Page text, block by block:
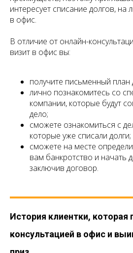
интересует списание долгов, на
в офис.
В отличие от онлайн-
визит в офис вы:
получите письменный план
лично познакомитесь со
компании, которые будут
дело;
сможете ознакомиться с
которые уже списали долги;
сможете на месте
вам банкротство и начать
заключив договор.
История клиентки, которая
консультацией в офис и